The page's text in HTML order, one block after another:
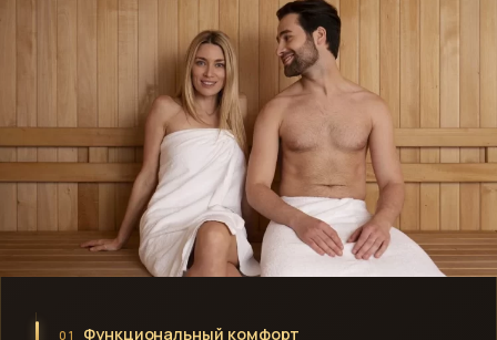
01 Функциональный комфорт